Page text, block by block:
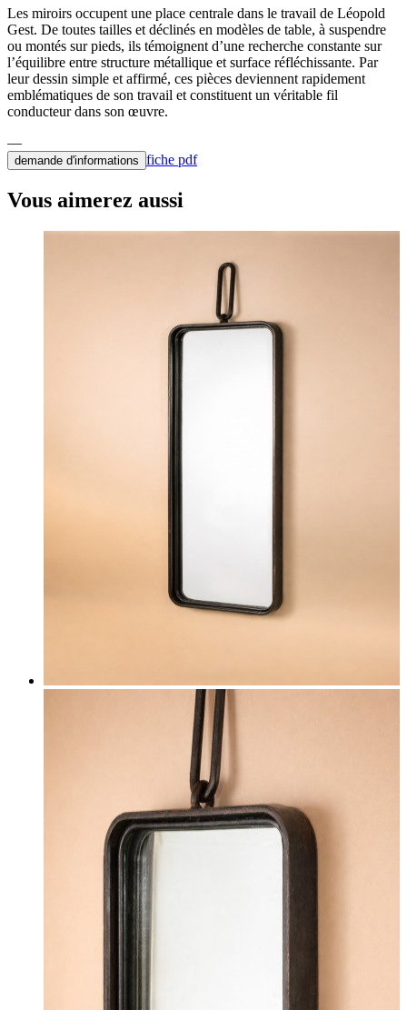
Les miroirs occupent une place centrale dans le travail de Léopold
Gest. De toutes tailles et déclinés en modèles de table, à suspendre
ou montés sur pieds, ils témoignent d’une recherche constante sur
l’équilibre entre structure métallique et surface réfléchissante. Par
leur dessin simple et affirmé, ces pièces deviennent rapidement
emblématiques de son travail et constituent un véritable fil
conducteur dans son œuvre.
demande d'informations fiche pdf
Vous aimerez aussi